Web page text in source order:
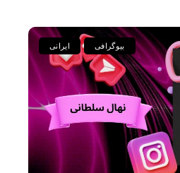
ایرانی بیوگرافی